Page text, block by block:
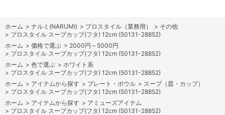
ホーム > ナルミ(NARUMI) > プロスタイル（業務用） > その他
> プロスタイル スープカップ(フタ) 12cm (50131-28852)
ホーム > 価格で選ぶ > 2000円～5000円
> プロスタイル スープカップ(フタ) 12cm (50131-28852)
ホーム > 色で選ぶ > ホワイト系
> プロスタイル スープカップ(フタ) 12cm (50131-28852)
ホーム > アイテムから探す > プレート・ボウル > スープ（皿・カップ）
> プロスタイル スープカップ(フタ) 12cm (50131-28852)
ホーム > アイテムから探す > アミューズアイテム
> プロスタイル スープカップ(フタ) 12cm (50131-28852)